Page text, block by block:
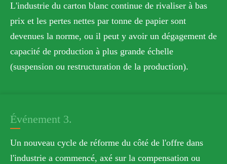
L'industrie du carton blanc continue de rivaliser à bas
prix et les pertes nettes par tonne de papier sont
devenues la norme, ou il peut y avoir un dégagement de
capacité de production à plus grande échelle
(suspension ou restructuration de la production).
Événement 3.
Un nouveau cycle de réforme du côté de l'offre dans
l'industrie a commencé, axé sur la compensation ou